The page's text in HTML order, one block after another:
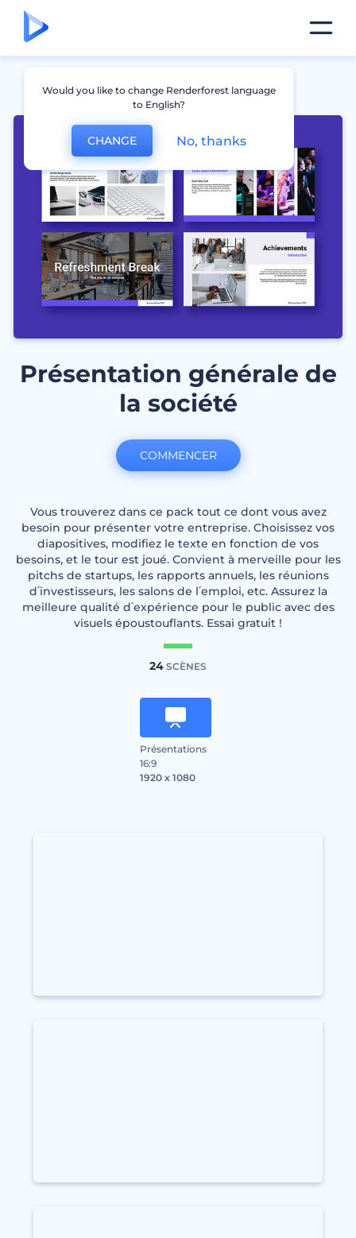
Présentation générale de
la société
Vous trouverez dans ce pack tout ce dont vous avez
besoin pour présenter votre entreprise. Choisissez vos
diapositives, modifiez le texte en fonction de vos
besoins, et le tour est joué. Convient à merveille pour les
pitchs de startups, les rapports annuels, les réunions
d՛investisseurs, les salons de l՛emploi, etc. Assurez la
meilleure qualité d՛expérience pour le public avec des
visuels époustouflants. Essai gratuit !
24 SCÈNES
Présentations
16:9
1920 x 1080
COMMENCER
Would you like to change Renderforest language
to English?
CHANGE No, thanks